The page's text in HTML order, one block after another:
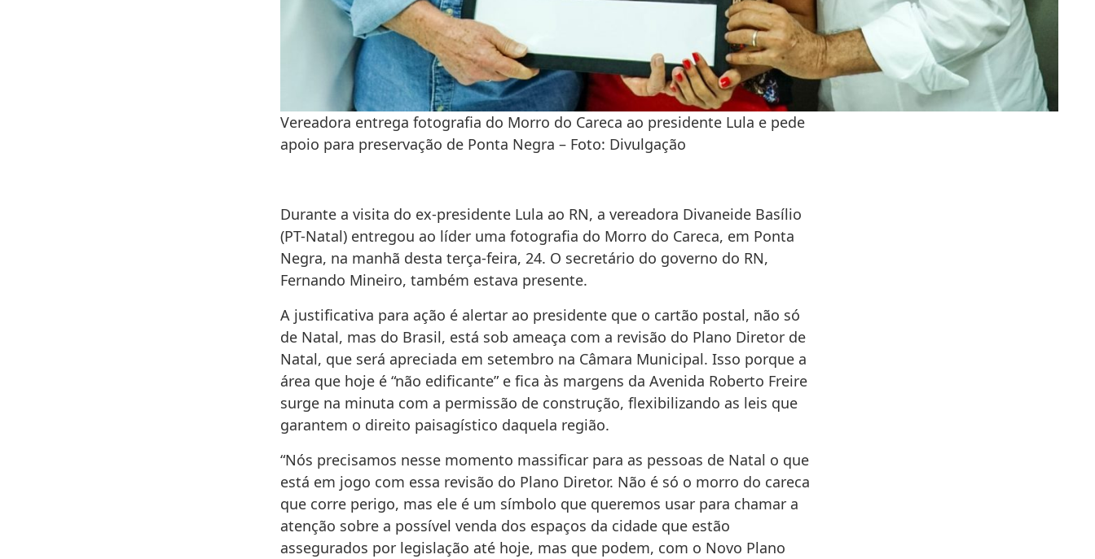
Vereadora entrega fotografia do Morro do Careca ao presidente Lula e pede
apoio para preservação de Ponta Negra – Foto: Divulgação
Durante a visita do ex-presidente Lula ao RN, a vereadora Divaneide Basílio
(PT-Natal) entregou ao líder uma fotografia do Morro do Careca, em Ponta
Negra, na manhã desta terça-feira, 24. O secretário do governo do RN,
Fernando Mineiro, também estava presente.
A justificativa para ação é alertar ao presidente que o cartão postal, não só
de Natal, mas do Brasil, está sob ameaça com a revisão do Plano Diretor de
Natal, que será apreciada em setembro na Câmara Municipal. Isso porque a
área que hoje é “não edificante” e fica às margens da Avenida Roberto Freire
surge na minuta com a permissão de construção, flexibilizando as leis que
garantem o direito paisagístico daquela região.
“Nós precisamos nesse momento massificar para as pessoas de Natal o que
está em jogo com essa revisão do Plano Diretor. Não é só o morro do careca
que corre perigo, mas ele é um símbolo que queremos usar para chamar a
atenção sobre a possível venda dos espaços da cidade que estão
assegurados por legislação até hoje, mas que podem, com o Novo Plano